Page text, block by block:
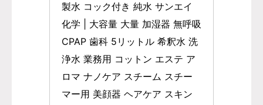
製水 コック付き 純水 サンエイ
化学 | 大容量 大量 加湿器 無呼吸
CPAP 歯科 5リットル 希釈水 洗
浄水 業務用 コットン エステ ア
ロマ ナノケア スチーム スチー
マー用 美顔器 ヘアケア スキン